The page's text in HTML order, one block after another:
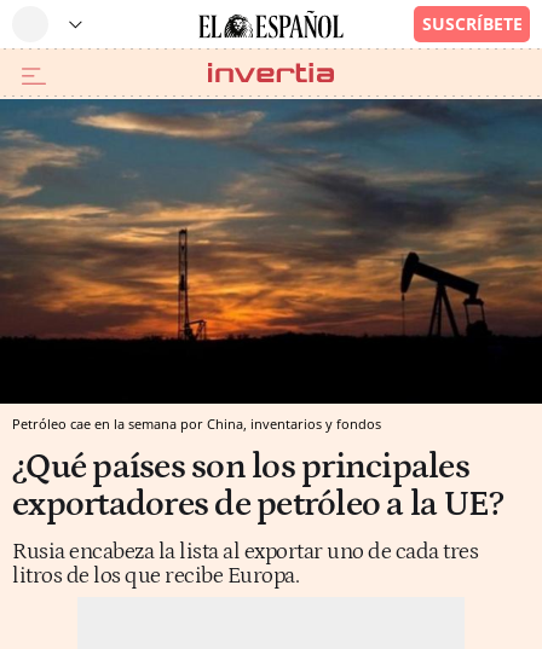
Petróleo cae en la semana por China, inventarios y fondos
¿Qué países son los principales
exportadores de petróleo a la UE?
Rusia encabeza la lista al exportar uno de cada tres
litros de los que recibe Europa.